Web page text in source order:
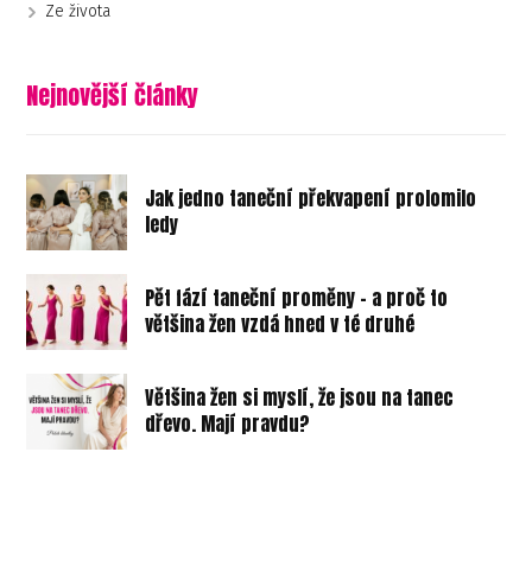
Ze života
Nejnovější články
Jak jedno taneční překvapení prolomilo
ledy
Pět fází taneční proměny - a proč to
většina žen vzdá hned v té druhé
Většina žen si myslí, že jsou na tanec
dřevo. Mají pravdu?